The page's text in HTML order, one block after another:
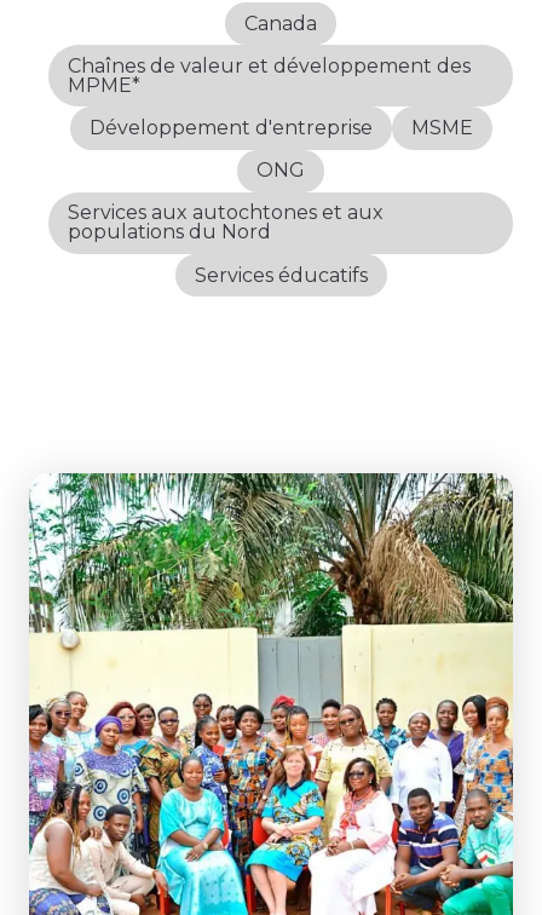
Canada
Chaînes de valeur et développement des
MPME*
Développement d'entreprise
MSME
ONG
Services aux autochtones et aux
populations du Nord
Services éducatifs